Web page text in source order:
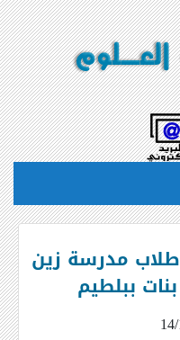
مدرسة زين
ببلطيم